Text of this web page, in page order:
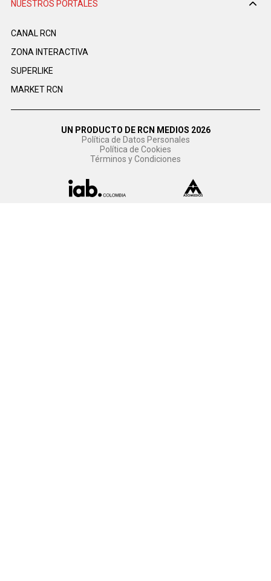
NUESTROS PORTALES
CANAL RCN
ZONA INTERACTIVA
SUPERLIKE
MARKET RCN
UN PRODUCTO DE RCN MEDIOS 2026
Política de Datos Personales
Política de Cookies
Términos y Condiciones